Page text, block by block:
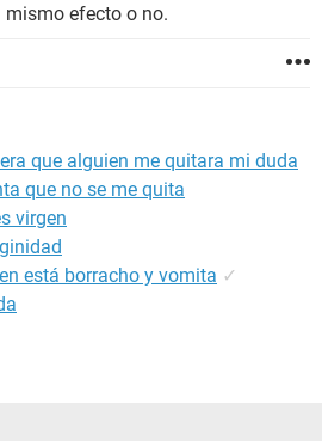
mismo efecto o no.
que alguien me quitara mi duda
que no se me quita
virgen
está borracho y vomita ✓